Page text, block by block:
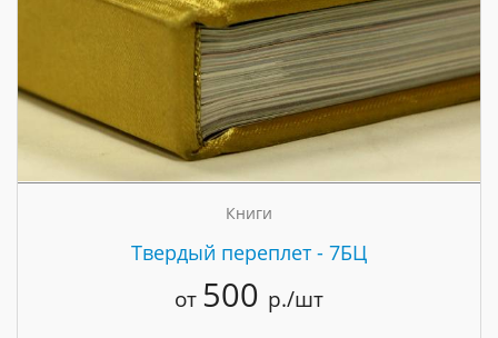
Книги
Твердый переплет - 7БЦ
от 500 р./шт